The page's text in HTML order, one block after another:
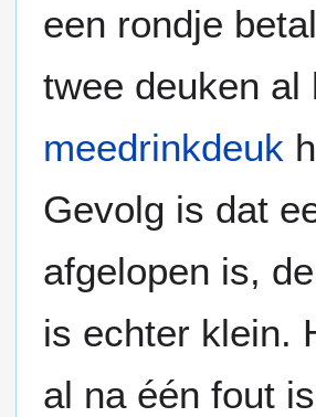
een rondje
twee deuken al
meedrinkdeuk
Gevolg is dat
afgelopen is,
is echter klein.
al na één fout